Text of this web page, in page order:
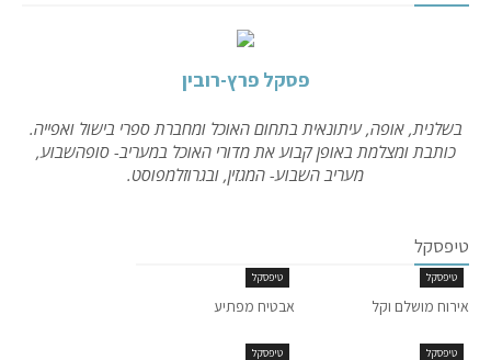
פסקל פרץ-רובין
בשלנית, אופה, עיתונאית בתחום האוכל ומחברת ספרי בישול ואפייה.
כותבת ומצלמת באופן קבוע את מדורי האוכל במעריב- סופהשבוע,
מעריב השבוע- המגזין, ובגרוזלמפוסט.
טיפסקל
טיפסקל
אירוח מושלם וקל
טיפסקל
אבטיח מפתיע
טיפסקל טיפסקל